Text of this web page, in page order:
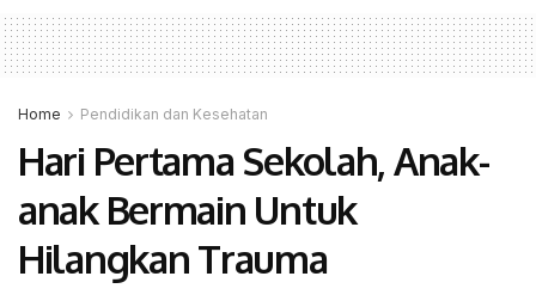
Home Pendidikan dan Kesehatan
Hari Pertama Sekolah, Anak-
anak Bermain Untuk
Hilangkan Trauma